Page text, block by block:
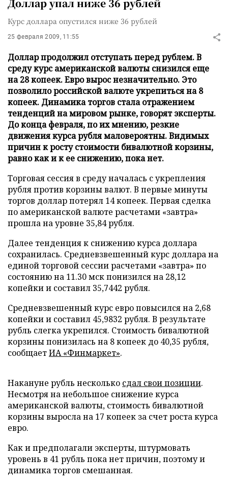
Доллар упал ниже 36 рублей
Курс доллара опустился ниже 36 рублей
25 февраля 2009, 11:55
Доллар продолжил отступать перед рублем. В
среду курс американской валюты снизился еще
на 28 копеек. Евро вырос незначительно. Это
позволило российской валюте укрепиться на 8
копеек. Динамика торгов стала отражением
тенденций на мировом рынке, говорят эксперты.
До конца февраля, по их мнению, резкие
движения курса рубля маловероятны. Видимых
причин к росту стоимости бивалютной корзины,
равно как и к ее снижению, пока нет.
Торговая сессия в среду началась с укрепления
рубля против корзины валют. В первые минуты
торгов доллар потерял 14 копеек. Первая сделка
по американской валюте расчетами «завтра»
прошла на уровне 35,84 рубля.
Далее тенденция к снижению курса доллара
сохранилась. Средневзвешенный курс доллара на
единой торговой сессии расчетами «завтра» по
состоянию на 11.30 мск понизился на 28,12
копейки и составил 35,7442 рубля.
Средневзвешенный курс евро повысился на 2,68
копейки и составил 45,9832 рубля. В результате
рубль слегка укрепился. Стоимость бивалютной
корзины понизилась на 8 копеек до 40,35 рубля,
сообщаетИА «Финмаркет».
Накануне рубль несколько сдал свои позиции.
Несмотря на небольшое снижение курса
американской валюты, стоимость бивалютной
корзины выросла на 17 копеек за счет роста курса
евро.
Как и предполагали эксперты, штурмовать
уровень в 41 рубль пока нет причин, поэтому и
динамика торгов смешанная.